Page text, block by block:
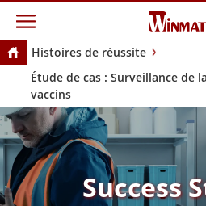
Histoires de réussite
Étude de cas : Surveillance de
vaccins
Success